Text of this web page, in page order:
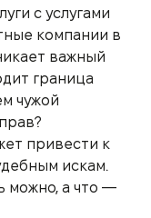
с услугами
компании в
важный
граница
чужой
привести к
искам.
можно, а что —